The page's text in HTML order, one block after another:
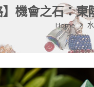
】機會之石：
Home